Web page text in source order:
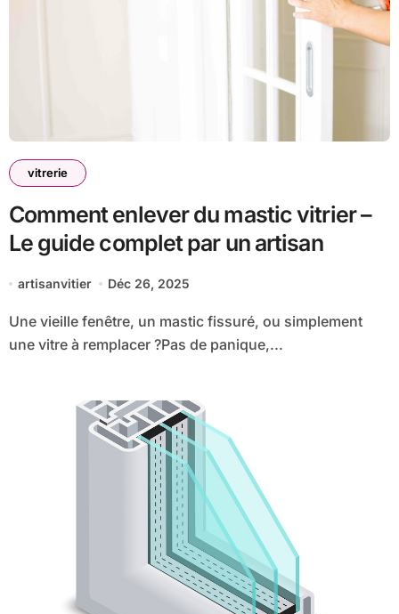
vitrerie
Comment enlever du mastic vitrier –
Le guide complet par un artisan
artisanvitier Déc 26, 2025
Une vieille fenêtre, un mastic fissuré, ou simplement
une vitre à remplacer ?Pas de panique,...